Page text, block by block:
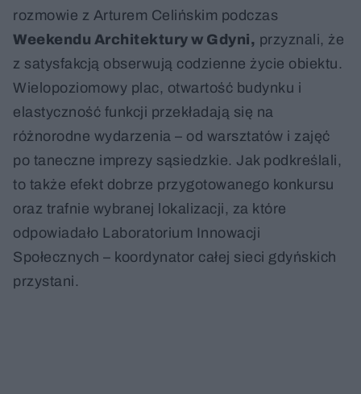
rozmowie z Arturem Celińskim podczas
Weekendu Architektury w Gdyni, przyznali, że
z satysfakcją obserwują codzienne życie obiektu.
Wielopoziomowy plac, otwartość budynku i
elastyczność funkcji przekładają się na
różnorodne wydarzenia – od warsztatów i zajęć
po taneczne imprezy sąsiedzkie. Jak podkreślali,
to także efekt dobrze przygotowanego konkursu
oraz trafnie wybranej lokalizacji, za które
odpowiadało Laboratorium Innowacji
Społecznych – koordynator całej sieci gdyńskich
przystani.